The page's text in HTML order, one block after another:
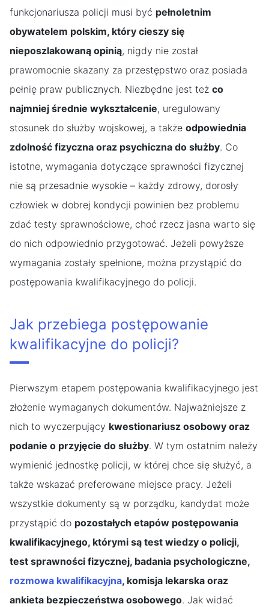
funkcjonariusza policji musi być pełnoletnim
obywatelem polskim, który cieszy się
nieposzlakowaną opinią, nigdy nie został
prawomocnie skazany za przestępstwo oraz posiada
pełnię praw publicznych. Niezbędne jest też co
najmniej średnie wykształcenie, uregulowany
stosunek do służby wojskowej, a także odpowiednia
zdolność fizyczna oraz psychiczna do służby. Co
istotne, wymagania dotyczące sprawności fizycznej
nie są przesadnie wysokie – każdy zdrowy, dorosły
człowiek w dobrej kondycji powinien bez problemu
zdać testy sprawnościowe, choć rzecz jasna warto się
do nich odpowiednio przygotować. Jeżeli powyższe
wymagania zostały spełnione, można przystąpić do
postępowania kwalifikacyjnego do policji.
Jak przebiega postępowanie
kwalifikacyjne do policji?
Pierwszym etapem postępowania kwalifikacyjnego jest
złożenie wymaganych dokumentów. Najważniejsze z
nich to wyczerpujący kwestionariusz osobowy oraz
podanie o przyjęcie do służby. W tym ostatnim należy
wymienić jednostkę policji, w której chce się służyć, a
także wskazać preferowane miejsce pracy. Jeżeli
wszystkie dokumenty są w porządku, kandydat może
przystąpić do pozostałych etapów postępowania
kwalifikacyjnego, którymi są test wiedzy o policji,
test sprawności fizycznej, badania psychologiczne,
rozmowa kwalifikacyjna, komisja lekarska oraz
ankieta bezpieczeństwa osobowego. Jak widać